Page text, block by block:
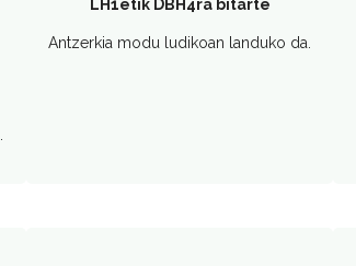
LH1etik DBH4ra bitarte
Antzerkia modu ludikoan landuko da.